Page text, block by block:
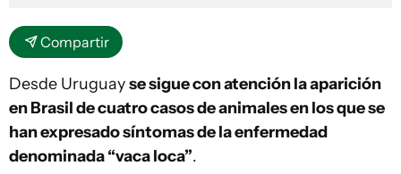
Compartir
Desde Uruguayse sigue con atención la aparición
en Brasil de cuatro casos de animales en los que se
han expresado síntomas de la enfermedad
denominada “vaca loca”.